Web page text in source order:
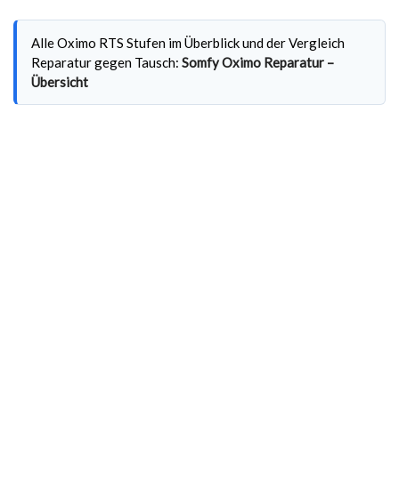
Alle Oximo RTS Stufen im Überblick und der Vergleich
Reparatur gegen Tausch: Somfy Oximo Reparatur –
Übersicht